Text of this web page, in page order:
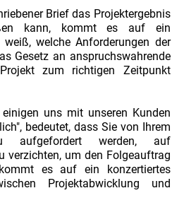
Brief das Projektergebnis
kann, kommt es auf ein
welche Anforderungen der
Gesetz an anspruchswahrende
zum richtigen Zeitpunkt
uns mit unseren Kunden
bedeutet, dass Sie von Ihrem
aufgefordert werden, auf
verzichten, um den Folgeauftrag
es auf ein konzertiertes
Projektabwicklung und